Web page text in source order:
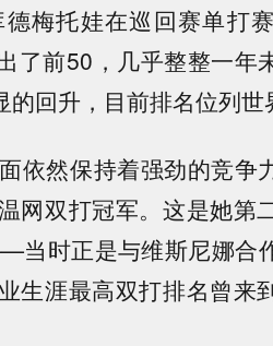
梅托娃在巡回赛单打
前50，几乎整整一年
回升，目前排名位列世
依然保持着强劲的竞争
网双打冠军。这是她第
时正是与维斯尼娜合
生涯最高双打排名曾来